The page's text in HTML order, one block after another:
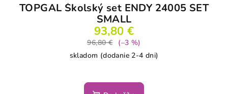
TOPGAL Školský set ENDY 24005 SET
SMALL
93,80 €
96,80 €
(–3 %)
skladom (dodanie 2-4 dni)